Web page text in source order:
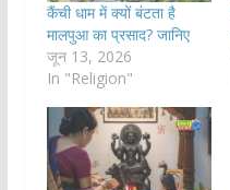
कैंची धाम में क्यों बंटता है
मालपुआ का प्रसाद? जानिए
जून 13, 2026
In "Religion"